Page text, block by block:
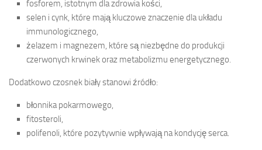
fosforem, istotnym dla zdrowia kości,
selen i cynk, które mają kluczowe znaczenie dla układu
immunologicznego,
żelazem i magnezem, które są niezbędne do produkcji
czerwonych krwinek oraz metabolizmu energetycznego.
Dodatkowo czosnek biały stanowi źródło:
błonnika pokarmowego,
fitosteroli,
polifenoli, które pozytywnie wpływają na kondycję serca.